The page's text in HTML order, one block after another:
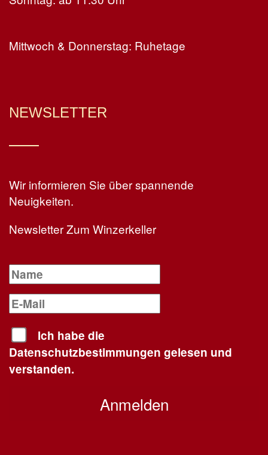
Mittwoch & Donnerstag: Ruhetage
NEWSLETTER
Wir informieren Sie über spannende
Neuigkeiten.
Newsletter Zum Winzerkeller
Ich habe die
Datenschutzbestimmungen gelesen und
verstanden.